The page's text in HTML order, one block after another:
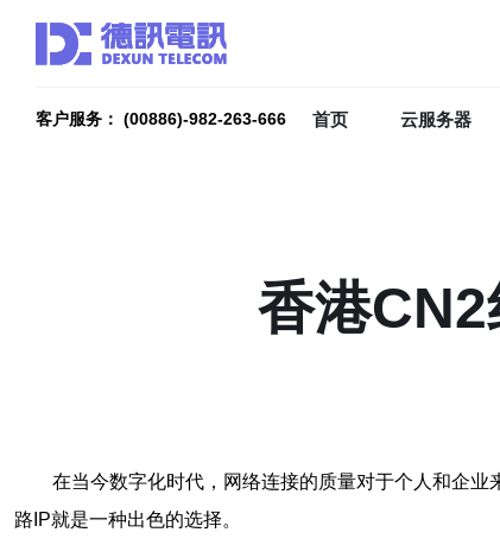
客户服务： (00886)-982-263-666 首页 云服务器
香港
在当今数字化时代，网络连接的质量对于个人和企
路IP就是一种出色的选择。